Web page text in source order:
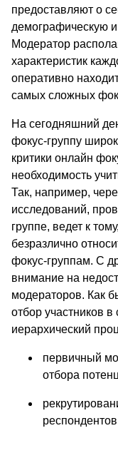
предоставляют о
демографическую
Модератор
характеристик
оперативно
самых сложных
На сегодняшний
фокус-группу
критики онлайн
необходимость
Так, например,
исследований,
группе, ведет к
безразлично
фокус-группам. С
внимание на
модераторов. Как
отбор участников в
иерархический
первичный
отбора